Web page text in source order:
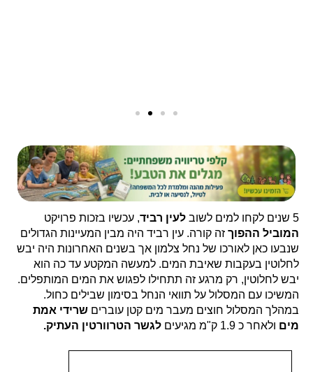
5 שנים לקחו למים לשוב לעין רביד, עכשיו בזכות פרויקט
המוביל ההפוך זה קורה. עין רביד היה מבין המעיינות הגדולים
שנבעו כאן לאורכו של נחל צלמון אך בשנים האחרונות היה יבש
לחלוטין בעקבות שאיבת המים. למעשה המקטע עד כה הוא
יבש לחלוטין, רק מרגע זה תתחילו לפגוש את המים המותפלים.
המשיכו עם המסלול על תוואי הנחל בסימון שבילים כחול.
במהלך המסלול חוצים מעבר מים קטן עוברים שרידי אמת
מים ולאחר כ 1.9 ק"מ מגיעים לגשר הטרוורטין העתיק.